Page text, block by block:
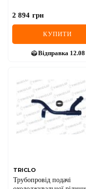
2 894 грн
КУПИТИ
Відправка 12.08
TRICLO
Трубопровід подачі